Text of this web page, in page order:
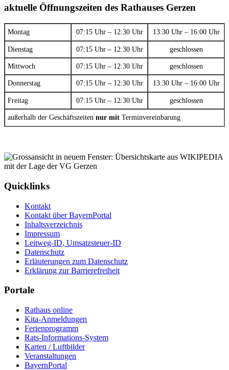
aktuelle Öffnungszeiten des Rathauses Gerzen
Montag 07:15 Uhr – 12:30 Uhr 13:30 Uhr – 16:00 Uhr
Dienstag 07:15 Uhr – 12:30 Uhr geschlossen
Mittwoch 07:15 Uhr – 12:30 Uhr geschlossen
Donnerstag 07:15 Uhr – 12:30 Uhr 13:30 Uhr – 16:00 Uhr
Freitag 07:15 Uhr – 12:30 Uhr geschlossen
außerhalb der Geschäftszeiten nur mit Terminvereinbarung
Quicklinks
Kontakt
Kontakt über BayernPortal
Inhaltsverzeichnis
Impressum
Leitweg-ID, Umsatzsteuer-ID
Datenschutz
Erläuterungen zum Datenschutz
Erklärung zur Barrierefreiheit
Portale
Rathaus online
Kita-Anmeldungen
Ferienprogramm
Rats-Informations-System
Karten / Luftbilder
Veranstaltungen
BayernPortal